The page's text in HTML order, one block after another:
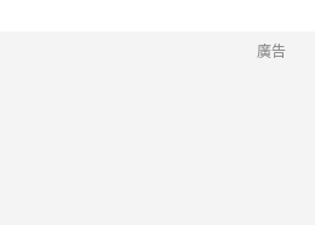
廣告